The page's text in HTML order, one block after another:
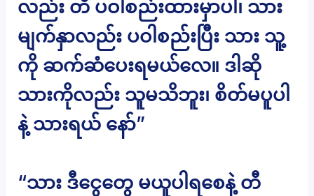
လည်း တီ ပဝါစည်းထားမှာပါ၊ သား
မျက်နှာလည်း ပဝါစည်းပြီး သား သူ့
ကို ဆက်ဆံပေးရမယ်လေ။ ဒါဆို
သားကိုလည်း သူမသိဘူး၊ စိတ်မပူပါ
နဲ့ သားရယ် နော်”
“သား ဒီငွေတွေ မယူပါရစေနဲ့ တီ